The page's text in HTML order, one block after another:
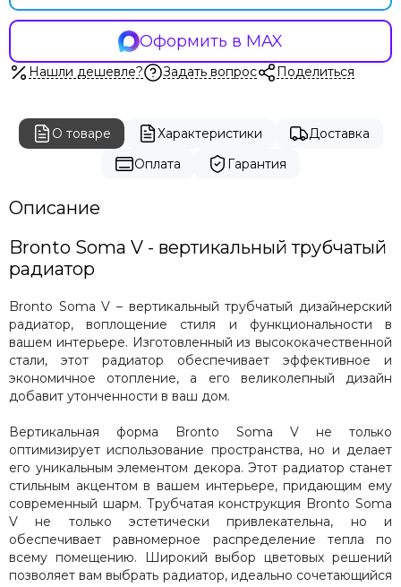
Оформить в MAX
Нашли дешевле? Задать вопрос Поделиться
О товаре Характеристики
Доставка
Оплата
Гарантия
Описание
Bronto Soma V - вертикальный трубчатый
радиатор
Bronto Soma V – вертикальный трубчатый дизайнерский
радиатор, воплощение стиля и функциональности в
вашем интерьере. Изготовленный из высококачественной
стали, этот радиатор обеспечивает эффективное и
экономичное отопление, а его великолепный дизайн
добавит утонченности в ваш дом.
Вертикальная форма Bronto Soma V не только
оптимизирует использование пространства, но и делает
его уникальным элементом декора. Этот радиатор станет
стильным акцентом в вашем интерьере, придающим ему
современный шарм. Трубчатая конструкция Bronto Soma
V не только эстетически привлекательна, но и
обеспечивает равномерное распределение тепла по
всему помещению. Широкий выбор цветовых решений
позволяет вам выбрать радиатор, идеально сочетающийся